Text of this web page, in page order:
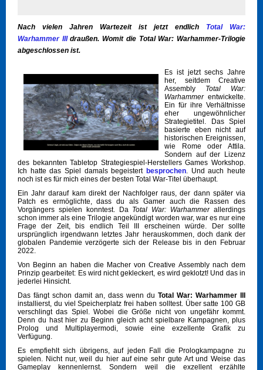
Nach vielen Jahren Wartezeit ist jetzt endlich Total War:
Warhammer IIIdraußen. Womit die Total War: Warhammer-Trilogie
abgeschlossen ist.
Es ist jetzt sechs Jahre
her, seitdem Creative
Assembly Total War:
Warhammerentwickelte.
Ein für ihre Verhältnisse
eher ungewöhnlicher
Strategietitel. Das Spiel
basierte eben nicht auf
historischen Ereignissen,
wie Rome oder Attila.
Sondern auf der Lizenz
des bekannten Tabletop Strategiespiel-Herstellers Games Workshop.
Ich hatte das Spiel damals begeistert besprochen. Und auch heute
noch ist es für mich eines der besten Total War-Titel überhaupt.
Ein Jahr darauf kam direkt der Nachfolger raus, der dann später via
Patch es ermöglichte, dass du als Gamer auch die Rassen des
Vorgängers spielen konntest. Da Total War: Warhammerallerdings
schon immer als eine Trilogie angekündigt worden war, war es nur eine
Frage der Zeit, bis endlich Teil III erscheinen würde. Der sollte
ursprünglich irgendwann letztes Jahr herauskommen, doch dank der
globalen Pandemie verzögerte sich der Release bis in den Februar
2022.
Von Beginn an haben die Macher von Creative Assembly nach dem
Prinzip gearbeitet: Es wird nicht gekleckert, es wird geklotzt! Und das in
jederlei Hinsicht.
Das fängt schon damit an, dass wenn du Total War: Warhammer III
installierst, du viel Speicherplatz frei haben solltest. Über satte 100 GB
verschlingt das Spiel. Wobei die Größe nicht von ungefähr kommt.
Denn du hast hier zu Beginn gleich acht spielbare Kampagnen, plus
Prolog und Multiplayermodi, sowie eine exzellente Grafik zu
Verfügung.
Es empfiehlt sich übrigens, auf jeden Fall die Prologkampagne zu
spielen. Nicht nur, weil du hier auf eine sehr gute Art und Weise das
Gameplay kennenlernst. Sondern weil die exzellent erzählte